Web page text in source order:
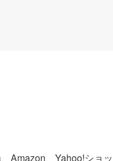
Amazon、Yahoo!ショ